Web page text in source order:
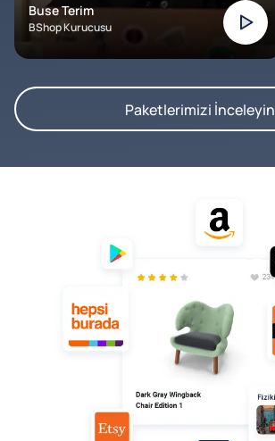
Buse Terim
BShop Kurucusu
Paketlerimizi İnceleyin